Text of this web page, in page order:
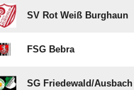
SV Rot Weiß Burghaun
FSG Bebra
SG Friedewald/​Ausbach